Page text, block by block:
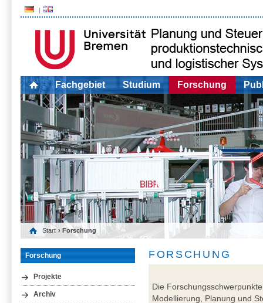
Fachgebiet Studium Forschung
Start › Forschung
Forschung
Projekte
Archiv
FORSCHUNG
Die
Modellierung, Planung und